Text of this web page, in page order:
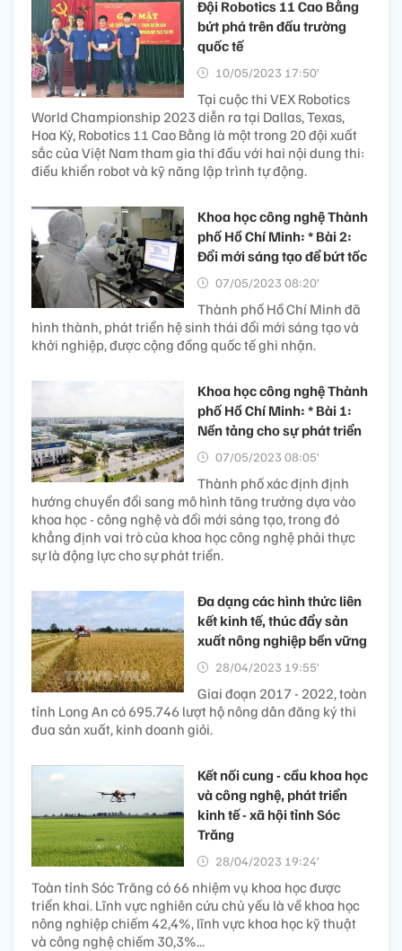
Đội Robotics 11 Cao Bằng
bứt phá trên đấu trường
quốc tế
10/05/2023 17:50’
Tại cuộc thi VEX Robotics
World Championship 2023 diễn ra tại Dallas, Texas,
Hoa Kỳ, Robotics 11 Cao Bằng là một trong 20 đội xuất
sắc của Việt Nam tham gia thi đấu với hai nội dung thi:
điều khiển robot và kỹ năng lập trình tự động.
Khoa học công nghệ Thành
phố Hồ Chí Minh: * Bài 2:
Đổi mới sáng tạo để bứt tốc
07/05/2023 08:20’
Thành phố Hồ Chí Minh đã
hình thành, phát triển hệ sinh thái đổi mới sáng tạo và
khởi nghiệp, được cộng đồng quốc tế ghi nhận.
Khoa học công nghệ Thành
phố Hồ Chí Minh: * Bài 1:
Nền tảng cho sự phát triển
07/05/2023 08:05’
Thành phố xác định định
hướng chuyển đổi sang mô hình tăng trưởng dựa vào
khoa học - công nghệ và đổi mới sáng tạo, trong đó
khẳng định vai trò của khoa học công nghệ phải thực
sự là động lực cho sự phát triển.
Đa dạng các hình thức liên
kết kinh tế, thúc đẩy sản
xuất nông nghiệp bền vững
28/04/2023 19:55’
Giai đoạn 2017 - 2022, toàn
tỉnh Long An có 695.746 lượt hộ nông dân đăng ký thi
đua sản xuất, kinh doanh giỏi.
Kết nối cung - cầu khoa học
và công nghệ, phát triển
kinh tế - xã hội tỉnh Sóc
Trăng
28/04/2023 19:24’
Toàn tỉnh Sóc Trăng có 66 nhiệm vụ khoa học được
triển khai. Lĩnh vực nghiên cứu chủ yếu là về khoa học
nông nghiệp chiếm 42,4%, lĩnh vực khoa học kỹ thuật
và công nghệ chiếm 30,3%...